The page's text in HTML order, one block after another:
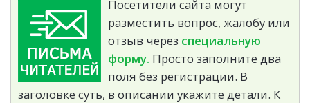
Посетители сайта могут
разместить вопрос, жалобу или
отзыв через специальную
форму. Просто заполните два
поля без регистрации. В
заголовке суть, в описании укажите детали. К